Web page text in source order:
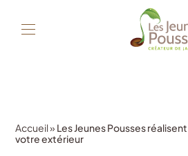
Accueil» Les Jeunes Pousses
votre extérieur